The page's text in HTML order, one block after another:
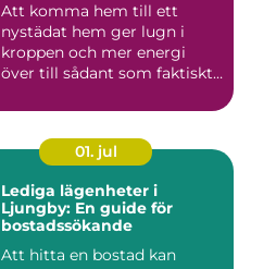
Att komma hem till ett
nystädat hem ger lugn i
kroppen och mer energi
över till sådant som faktiskt
01. jul
Lediga lägenheter i
Ljungby: En guide för
bostadssökande
Att hitta en bostad kan